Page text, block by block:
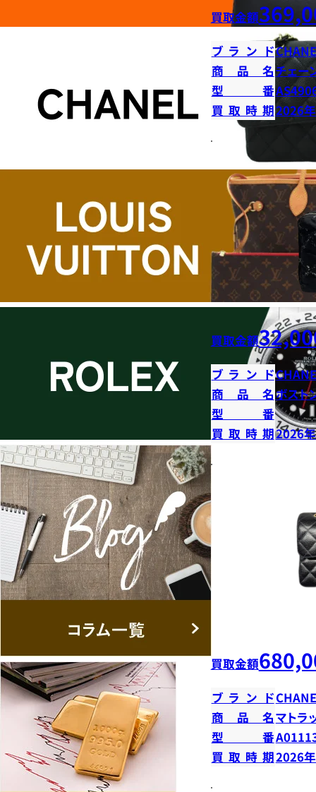
買取金額
ブランド
商品名チェー
型番
買取時期2026
買取金額
ブランド
商品名ボスト
型番
買取時期2026
買取金額
ブランド
商品名マトラ
型番
買取時期2026